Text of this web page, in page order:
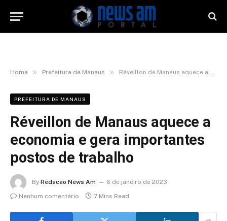
Home » Prefeitura de Manaus » Réveillon de Manaus aquece a economia e gera importantes postos de trabalho
PREFEITURA DE MANAUS
Réveillon de Manaus aquece a
economia e gera importantes
postos de trabalho
By Redacao News Am
6 de janeiro de 2023
Nenhum comentário
7 Mins Read